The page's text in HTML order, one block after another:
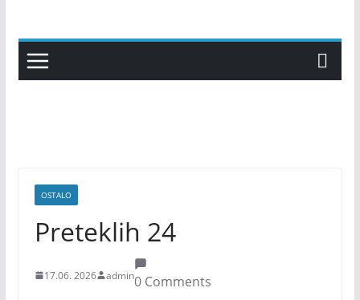
content
OSTALO
Preteklih 24
17.06. 2026 admin0 Comments